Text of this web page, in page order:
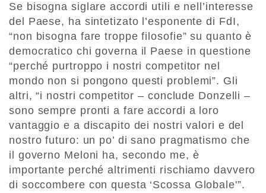
Se bisogna siglare accordi utili e nell’interesse
del Paese, ha sintetizato l’esponente di FdI,
“non bisogna fare troppe filosofie” su quanto è
democratico chi governa il Paese in questione
“perché purtroppo i nostri competitor nel
mondo non si pongono questi problemi”. Gli
altri, “i nostri competitor – conclude Donzelli –
sono sempre pronti a fare accordi a loro
vantaggio e a discapito dei nostri valori e del
nostro futuro: un po’ di sano pragmatismo che
il governo Meloni ha, secondo me, è
importante perché altrimenti rischiamo davvero
di soccombere con questa ‘Scossa Globale'”.